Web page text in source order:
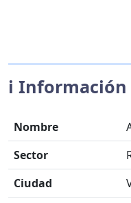
ℹ️ Información
Nombre
Sector
Ciudad